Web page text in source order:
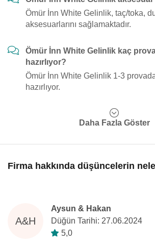
Ömür İnn White Gelinlik, taç/toka,
aksesuarlarını sağlamaktadır.
Ömür İnn White Gelinlik kaç
hazırlıyor?
Ömür İnn White Gelinlik 1-3
hazırlıyor.
Daha Fazla Göster
Firma hakkında düşüncelerin
A&H
Aysun & Hakan
Düğün Tarihi: 27.06.2024
5,0